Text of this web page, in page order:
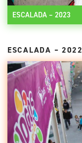
ESCALADA – 2023
ESCALADA – 2022